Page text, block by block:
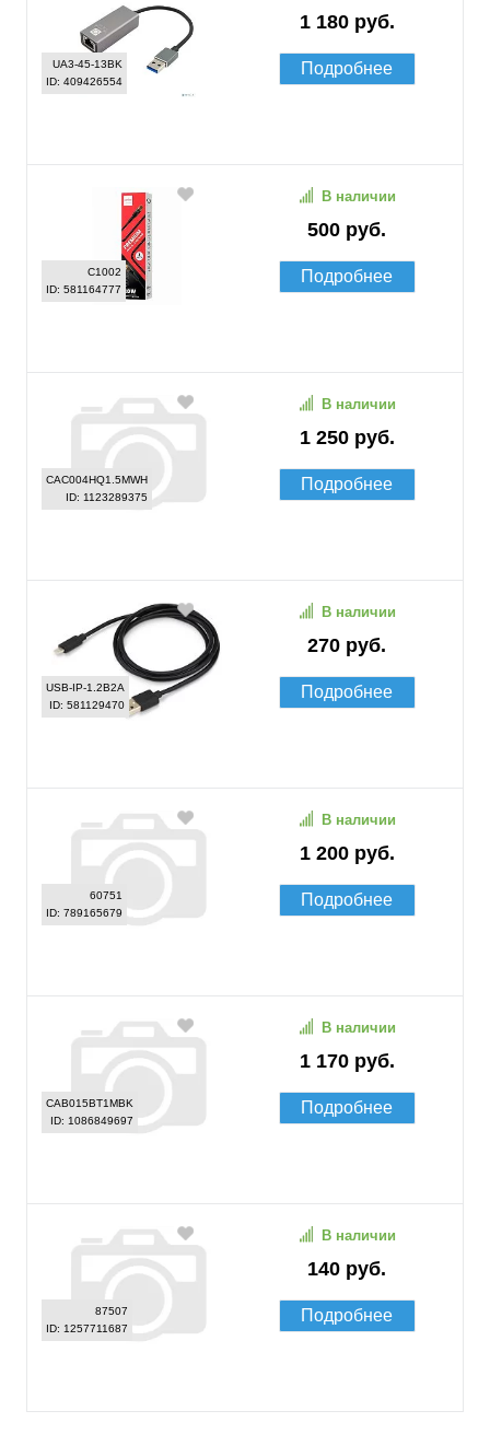
UA3-45-13BK
ID: 409426554
1 180 руб.
Подробнее
C1002
ID: 581164777
500 руб.
В наличии
Подробнее
CAC004HQ1.5MWH
ID: 1123289375
1 250 руб.
В наличии
Подробнее
USB-IP-1.2B2A
ID: 581129470
270 руб.
В наличии
Подробнее
60751
ID: 789165679
1 200 руб.
В наличии
Подробнее
CAB015BT1MBK
ID: 1086849697
1 170 руб.
В наличии
Подробнее
87507
ID: 1257711687
140 руб.
В наличии
Подробнее